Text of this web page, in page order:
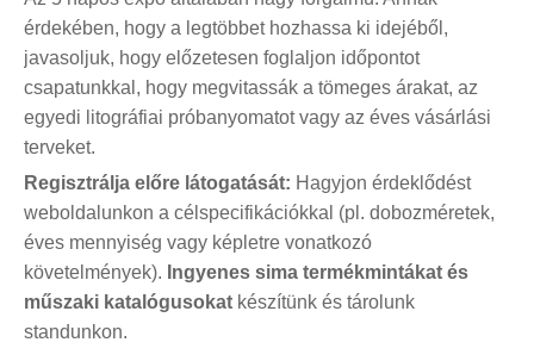
érdekében, hogy a legtöbbet hozhassa ki idejéből,
javasoljuk, hogy előzetesen foglaljon időpontot
csapatunkkal, hogy megvitassák a tömeges árakat, az
egyedi litográfiai próbanyomatot vagy az éves vásárlási
terveket.
Regisztrálja előre látogatását: Hagyjon érdeklődést
weboldalunkon a célspecifikációkkal (pl. dobozméretek,
éves mennyiség vagy képletre vonatkozó
követelmények). Ingyenes sima termékmintákat és
műszaki katalógusokat készítünk és tárolunk
standunkon.